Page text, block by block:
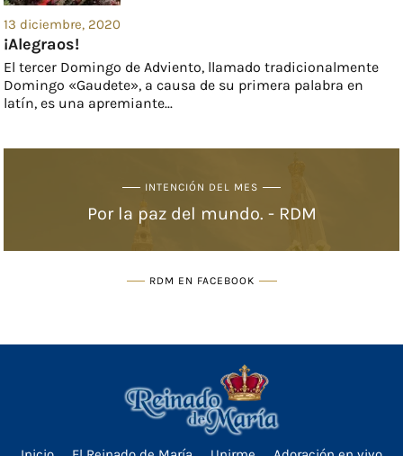
13 diciembre, 2020
¡Alegraos!
El tercer Domingo de Adviento, llamado tradicionalmente
Domingo «Gaudete», a causa de su primera palabra en
latín, es una apremiante...
INTENCIÓN DEL MES
Por la paz del mundo. - RDM
RDM EN FACEBOOK